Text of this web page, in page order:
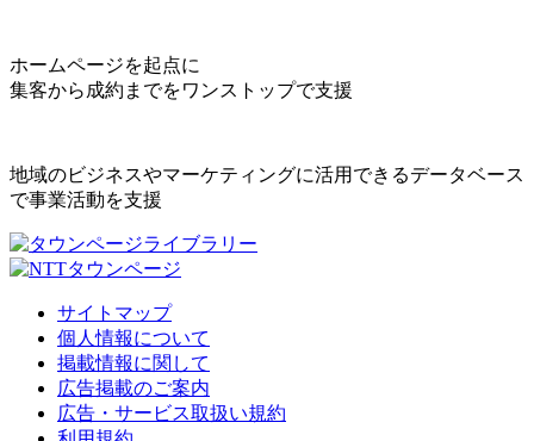
ホームページを起点に
集客から成約までをワンストップで支援
地域のビジネスやマーケティングに活用できるデータベース
で事業活動を支援
サイトマップ
個人情報について
掲載情報に関して
広告掲載のご案内
広告・サービス取扱い規約